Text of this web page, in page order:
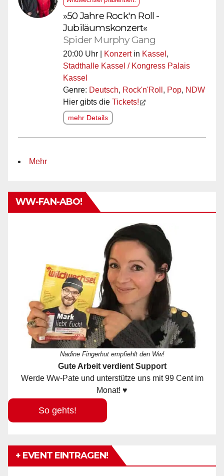
»50 Jahre Rock'n Roll -
Jubiläumskonzert«
Spider Murphy Gang
20:00 Uhr | Konzertin Kassel ,
Stadthalle Kassel / Kongress Palais
Kassel
Genre: Deutsch, Rock'n'Roll , Pop, NDW
Hier gibts die Tickets!
mehr Details
Mehr
WW-FAN-ABO!
Nadine Fingerhut empfiehlt den Ww!
Gute Arbeit verdient Support
Werde Ww-Pate und unterstütze uns mit 99 Cent im
Monat! ♥
So gehts!
+ EVENT EINTRAGEN!